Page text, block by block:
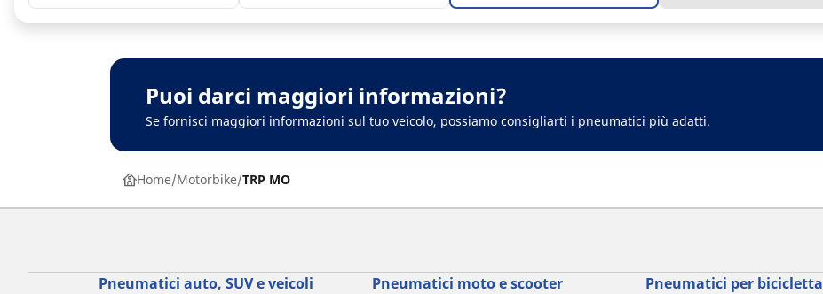
Puoi darci maggiori informazioni?
Se fornisci maggiori informazioni sul tuo veicolo, possiamo consigliarti i pneumatici più adatti.
Home Motorbike TRP MO
Pneumatici auto, SUV e veicoli
Pneumatici moto e scooter Pneumatici per bicicletta